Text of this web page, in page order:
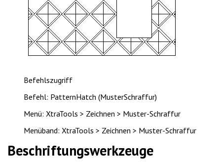
Befehlszugriff
Befehl: PatternHatch (MusterSchraffur)
Menü: XtraTools > Zeichnen > Muster-Schraffur
Menüband: XtraTools > Zeichnen > Muster-Schraffur
Beschriftungswerkzeuge